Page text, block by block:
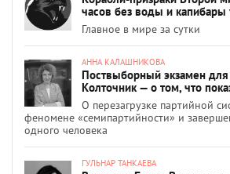
часов без воды и капибары
Главное в мире за сутки
АННА КАЛАШНИКОВА
Поствыборный экзамен для
Колточник — о том, что
О перезагрузке партийной
феномене «семипартийности» и
одного человека
ГУЛЬНАР ТАНКАЕВА